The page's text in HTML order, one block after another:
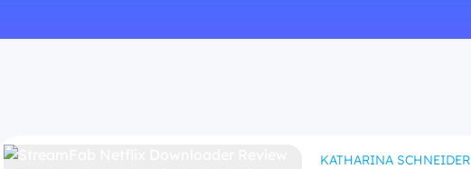
KATHARINA SCHNEIDER